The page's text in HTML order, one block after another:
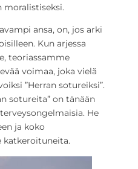
ansa, on, jos arki
Kun arjessa
teoriassamme
voimaa, joka vielä
”Herran sotureiksi”.
sotureita” on tänään
He
ja koko
katkeroituneita.